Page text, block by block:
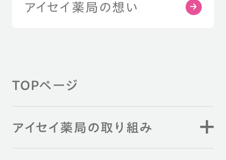
アイセイ薬局の想い
TOPページ
アイセイ薬局の取り組み